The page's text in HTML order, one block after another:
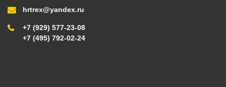
hrtrex@yandex.ru
+7 (929) 577-23-08
+7 (495) 792-02-24